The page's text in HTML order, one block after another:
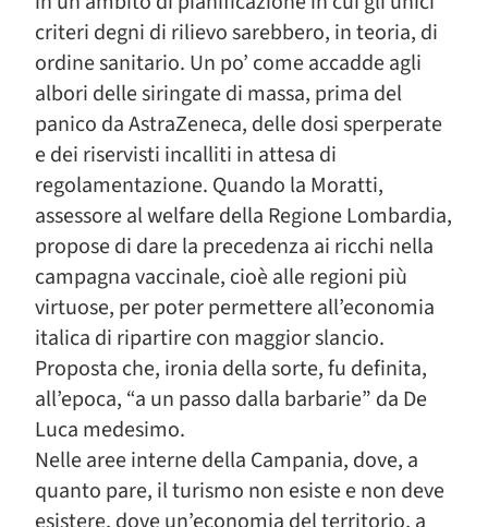
criteri degni di rilievo sarebbero, in teoria, di
ordine sanitario. Un po’ come accadde agli
albori delle siringate di massa, prima del
panico da AstraZeneca, delle dosi sperperate
e dei riservisti incalliti in attesa di
regolamentazione. Quando la Moratti,
assessore al welfare della Regione Lombardia,
propose di dare la precedenza ai ricchi nella
campagna vaccinale, cioè alle regioni più
virtuose, per poter permettere all’economia
italica di ripartire con maggior slancio.
Proposta che, ironia della sorte, fu definita,
all’epoca, “a un passo dalla barbarie” da De
Luca medesimo.
Nelle aree interne della Campania, dove, a
quanto pare, il turismo non esiste e non deve